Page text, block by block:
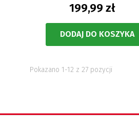
199,99 zł
DODAJ DO KOSZYKA
Pokazano 1-12 z 27 pozycji